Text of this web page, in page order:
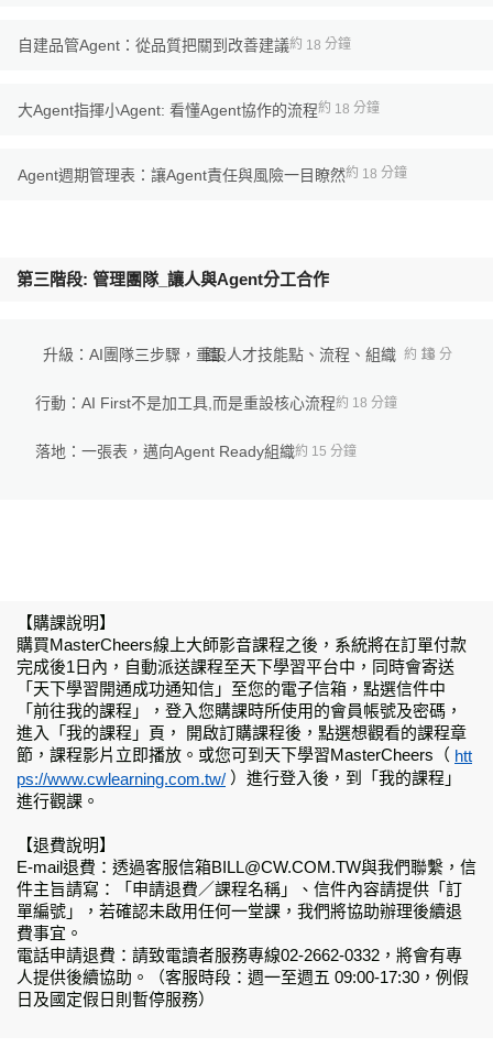
自建品管Agent：從品質把關到改善建議約 18 分鐘
大Agent指揮小Agent: 看懂Agent協作的流程約 18 分鐘
Agent週期管理表：讓Agent責任與風險一目瞭然約 18 分鐘
第三階段: 管理團隊_讓人與Agent分工合作
升級：AI團隊三步驟，重設人才技能點、流程、組織圖 約 18 分鐘
行動：AI First不是加工具,而是重設核心流程約 18 分鐘
落地：一張表，邁向Agent Ready組織約 15 分鐘
【購課說明】
購買MasterCheers線上大師影音課程之後，系統將在訂單付款
完成後1日內，自動派送課程至天下學習平台中，同時會寄送
「天下學習開通成功通知信」至您的電子信箱，點選信件中
「前往我的課程」，登入您購課時所使用的會員帳號及密碼，
進入「我的課程」頁， 開啟訂購課程後，點選想觀看的課程章
節，課程影片立即播放。或您可到天下學習MasterCheers（ htt
ps://www.cwlearning.com.tw/ ）進行登入後，到「我的課程」
進行觀課。
【退費說明】
E-mail退費：透過客服信箱BILL@CW.COM.TW與我們聯繫，信
件主旨請寫：「申請退費／課程名稱」、信件內容請提供「訂
單編號」，若確認未啟用任何一堂課，我們將協助辦理後續退
費事宜。
電話申請退費：請致電讀者服務專線02-2662-0332，將會有專
人提供後續協助。（客服時段：週一至週五 09:00-17:30，例假
日及國定假日則暫停服務）